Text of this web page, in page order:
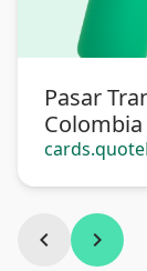
Pasar
bancaria
chevron_left chevron_right